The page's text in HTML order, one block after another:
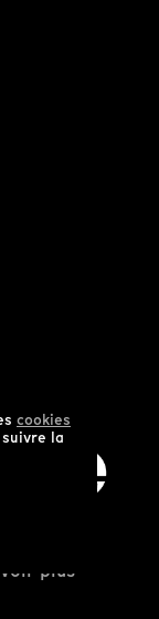
cookies
la
Tënk
plus